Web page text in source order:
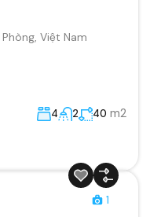
Việt Nam
4 2 40 m2
1